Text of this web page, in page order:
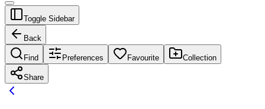
Toggle Sidebar
Back
Find Preferences Favourite Collection
Share